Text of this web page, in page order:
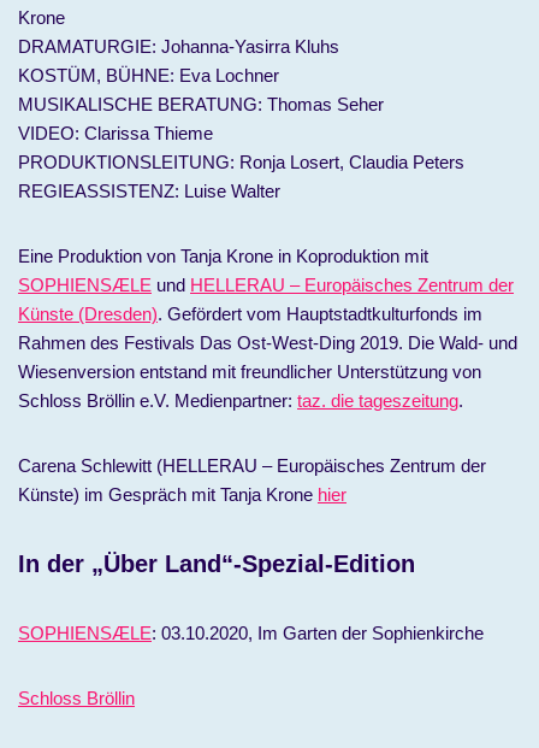
Krone
DRAMATURGIE: Johanna-Yasirra Kluhs
KOSTÜM, BÜHNE: Eva Lochner
MUSIKALISCHE BERATUNG: Thomas Seher
VIDEO: Clarissa Thieme
PRODUKTIONSLEITUNG: Ronja Losert, Claudia Peters
REGIEASSISTENZ: Luise Walter
Eine Produktion von Tanja Krone in Koproduktion mit
SOPHIENSÆLE und HELLERAU – Europäisches Zentrum der
Künste (Dresden). Gefördert vom Hauptstadtkulturfonds im
Rahmen des Festivals Das Ost-West-Ding 2019. Die Wald- und
Wiesenversion entstand mit freundlicher Unterstützung von
Schloss Bröllin e.V. Medienpartner: taz. die tageszeitung.
Carena Schlewitt (HELLERAU – Europäisches Zentrum der
Künste) im Gespräch mit Tanja Krone hier
In der „Über Land“-Spezial-Edition
SOPHIENSÆLE: 03.10.2020, Im Garten der Sophienkirche
Schloss Bröllin